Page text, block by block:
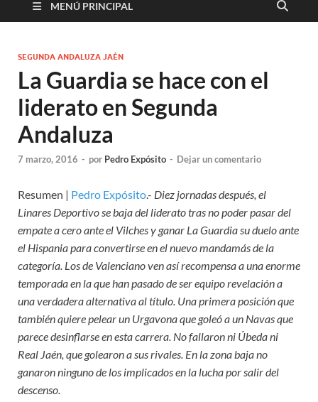
MENÚ PRINCIPAL
SEGUNDA ANDALUZA JAÉN
La Guardia se hace con el
liderato en Segunda
Andaluza
7 marzo, 2016 - por Pedro Expósito - Dejar un comentario
Resumen | Pedro Expósito.- Diez jornadas después, el
Linares Deportivo se baja del liderato tras no poder pasar del
empate a cero ante el Vilches y ganar La Guardia su duelo ante
el Hispania para convertirse en el nuevo mandamás de la
categoría. Los de Valenciano ven así recompensa a una enorme
temporada en la que han pasado de ser equipo revelación a
una verdadera alternativa al título. Una primera posición que
también quiere pelear un Urgavona que goleó a un Navas que
parece desinflarse en esta carrera. No fallaron ni Úbeda ni
Real Jaén, que golearon a sus rivales. En la zona baja no
ganaron ninguno de los implicados en la lucha por salir del
descenso.